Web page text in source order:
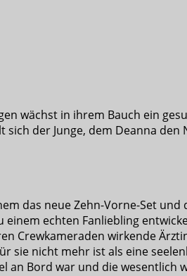
wächst in ihrem Bauch ein
der Junge, dem Deanna den
das neue Zehn-Vorne-Set und
einem echten Fanliebling
Crewkameraden wirkende
sie nicht mehr ist als eine
an Bord war und die wesentlich